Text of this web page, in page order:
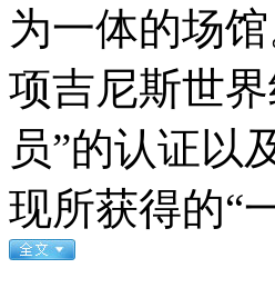
"酒瓶领带"戴上喝酒不会被
男幼师因4岁幼童没坐好将
山西运城恶犬咬伤多人 警
为一体的场
项吉尼斯世
员”的认证以
现所获得的“